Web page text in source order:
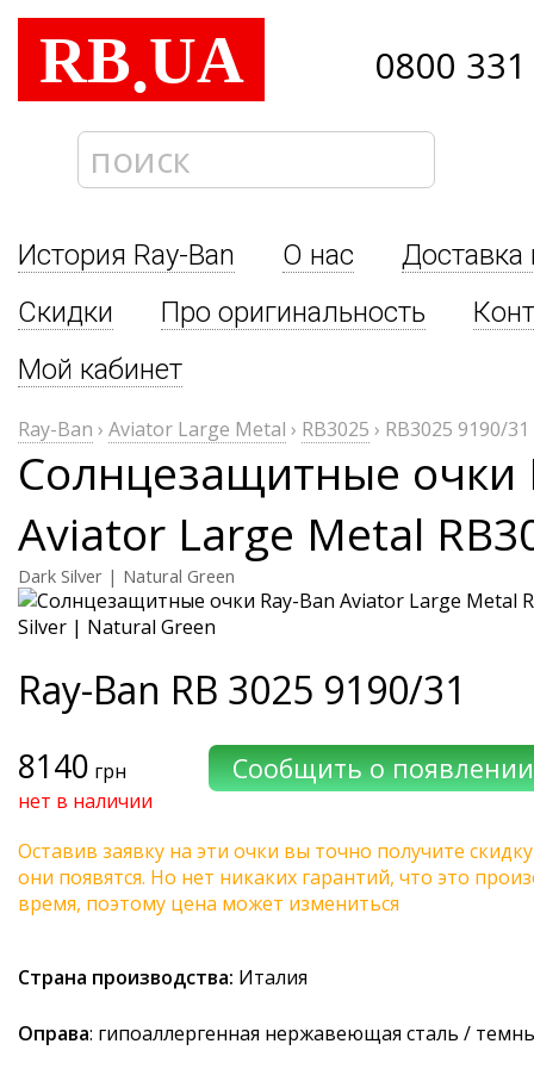
RB.UA 0800
История Ray-Ban О нас
Доставка
Скидки
Про оригинальность
Мой кабинет
Ray-Ban › Aviator Large Metal › RB3025 › RB3025 9190/31
Солнцезащитные очки
Aviator Large Metal
Dark Silver | Natural Green
Ray-Ban RB 3025 9190/31
8140 грн
нет в наличии
Оставив заявку на эти очки вы точно получите
они появятся. Но нет никаких гарантий, что это
время, поэтому цена может измениться
Страна производства: Италия
Оправа: гипоаллергенная нержавеющая сталь /